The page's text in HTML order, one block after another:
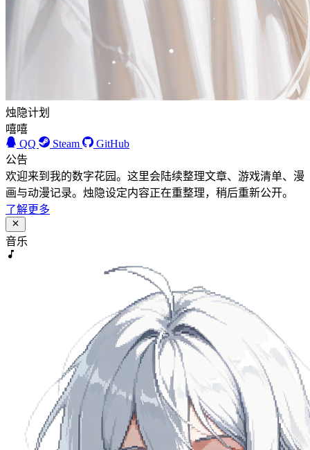
烛隐计划
嘻嘻
QQ
Steam
GitHub
公告
欢迎来到我的数字花园。这里会陆续整理文章、游戏清单、漫
画与动漫记录。烛隐设定内容正在重整理，稍后重新公开。
了解更多
音乐